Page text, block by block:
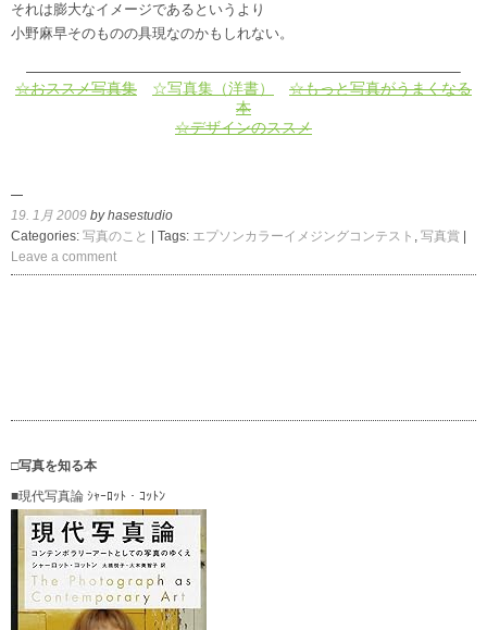
それは膨大なイメージであるというより
小野麻早そのものの具現なのかもしれない。
————————————————————————————–
☆おススメ写真集
☆写真集（洋書）
☆もっと写真がうまくなる
本
☆デザインのススメ
19. 1月 2009 by hasestudio
Categories: 写真のこと | Tags: エプソンカラーイメジングコンテスト , 写真賞
Leave a comment
□写真を知る本
■現代写真論 ｼｬｰﾛｯﾄ・ｺｯﾄﾝ